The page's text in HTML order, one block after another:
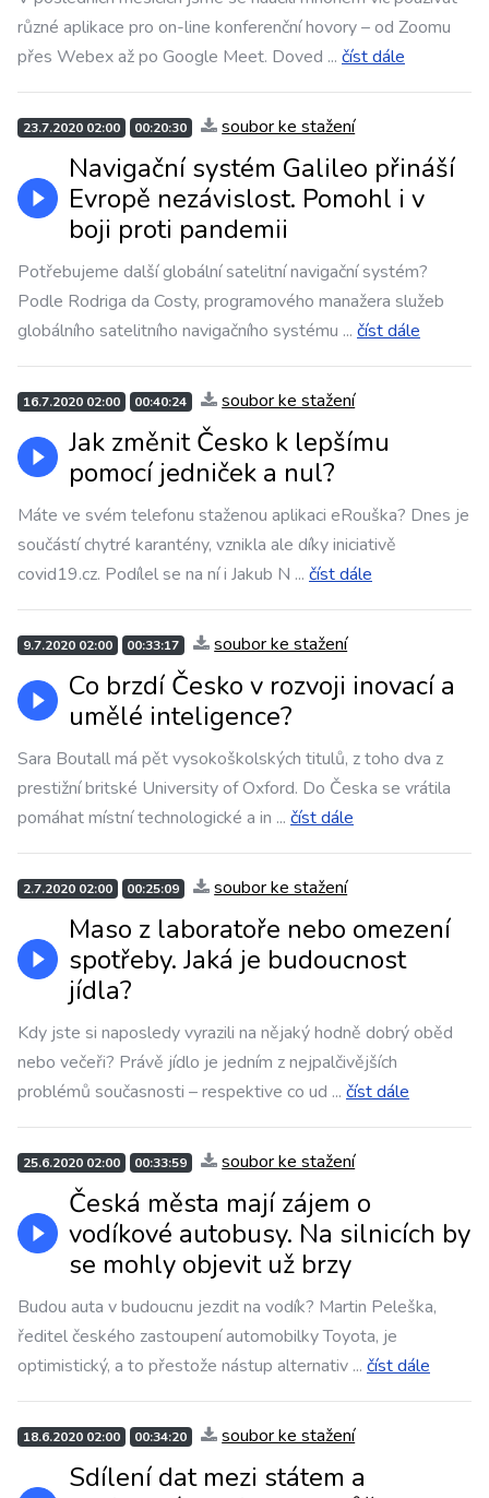
různé aplikace pro on-line konferenční hovory – od Zoomu
přes Webex až po Google Meet. Doved ... číst dále
23.7.2020 02:00 00:20:30 soubor ke stažení
Navigační systém Galileo přináší
Evropě nezávislost. Pomohl i v
boji proti pandemii
Potřebujeme další globální satelitní navigační systém?
Podle Rodriga da Costy, programového manažera služeb
globálního satelitního navigačního systému ... číst dále
16.7.2020 02:00 00:40:24 soubor ke stažení
Jak změnit Česko k lepšímu
pomocí jedniček a nul?
Máte ve svém telefonu staženou aplikaci eRouška? Dnes je
součástí chytré karantény, vznikla ale díky iniciativě
covid19.cz. Podílel se na ní i Jakub N ... číst dále
9.7.2020 02:00 00:33:17 soubor ke stažení
Co brzdí Česko v rozvoji inovací a
umělé inteligence?
Sara Boutall má pět vysokoškolských titulů, z toho dva z
prestižní britské University of Oxford. Do Česka se vrátila
pomáhat místní technologické a in ... číst dále
2.7.2020 02:00 00:25:09 soubor ke stažení
Maso z laboratoře nebo omezení
spotřeby. Jaká je budoucnost
jídla?
Kdy jste si naposledy vyrazili na nějaký hodně dobrý oběd
nebo večeři? Právě jídlo je jedním z nejpalčivějších
problémů současnosti – respektive co ud ... číst dále
25.6.2020 02:00 00:33:59 soubor ke stažení
Česká města mají zájem o
vodíkové autobusy. Na silnicích by
se mohly objevit už brzy
Budou auta v budoucnu jezdit na vodík? Martin Peleška,
ředitel českého zastoupení automobilky Toyota, je
optimistický, a to přestože nástup alternativ ... číst dále
18.6.2020 02:00 00:34:20 soubor ke stažení
Sdílení dat mezi státem a